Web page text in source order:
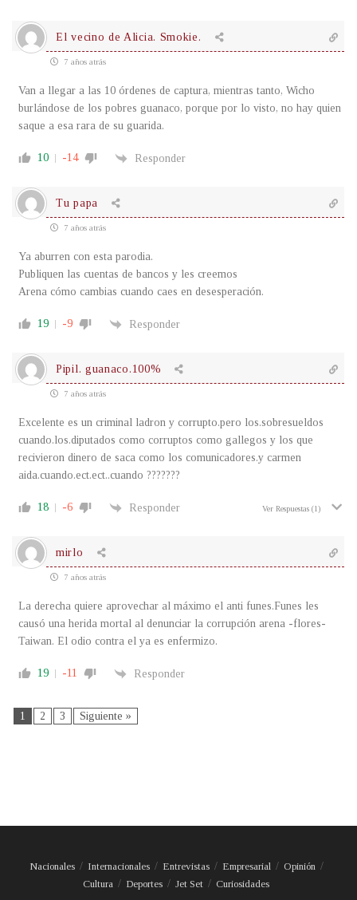
El vecino de Alicia. Smokie.
7 años atrás
Van a llegar a las 10 órdenes de captura, mientras tanto, Wicho
burlándose de los pobres guanaco, porque por lo visto, no hay quien
saque a esa rara de su guarida.
10 -14 Responder
Tu papa
7 años atrás
Ya aburren con esta parodia.
Publiquen las cuentas de bancos y les creemos
Arena cómo cambias cuando caes en desesperación.
19 -9 Responder
Pipil. guanaco.100%
7 años atrás
Excelente es un criminal ladron y corrupto.pero los.sobresueldos
cuando.los.diputados como corruptos como gallegos y los que
recivieron dinero de saca como los comunicadores.y carmen
aida.cuando.ect.ect..cuando ???????
18 -6 Responder Ver Respuestas (1)
mirlo
7 años atrás
La derecha quiere aprovechar al máximo el anti funes.Funes les
causó una herida mortal al denunciar la corrupción arena -flores-
Taiwan. El odio contra el ya es enfermizo.
19 -11 Responder
1 2 3 Siguiente »
Nacionales Internacionales Entrevistas Empresarial
Opinión
Cultura
Deportes Jet Set Curiosidades